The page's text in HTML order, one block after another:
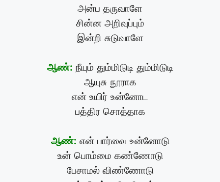
அன்ப தருவாளே
சின்ன அறிவுப்பும்
இன்றி சுடுவாளே
ஆண்: நீயும் தும்மிடுடி தும்மிடுடி
ஆயுசு நூராக
என் உயிர் உன்னோட
பத்திர சொத்தாக
ஆண்: என் பார்வை உன்னோடு
உன் பொம்மை கண்ணோடு
பேசாமல் விண்ணோடு